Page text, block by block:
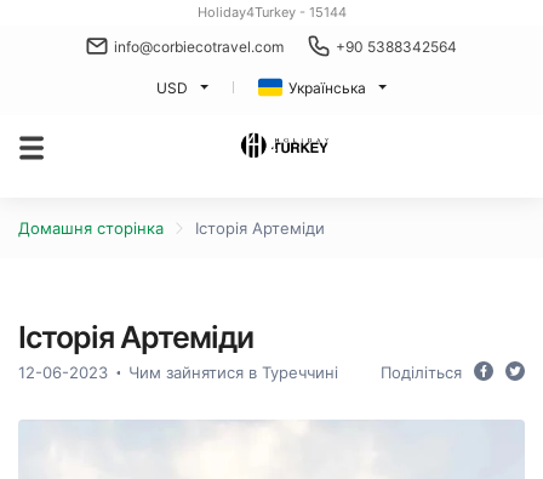
Holiday4Turkey - 15144
info@corbiecotravel.com +90 5388342564
USD Українська
Домашня сторінка Історія Артеміди
Історія Артеміди
12-06-2023 Чим зайнятися в Туреччині Поділіться